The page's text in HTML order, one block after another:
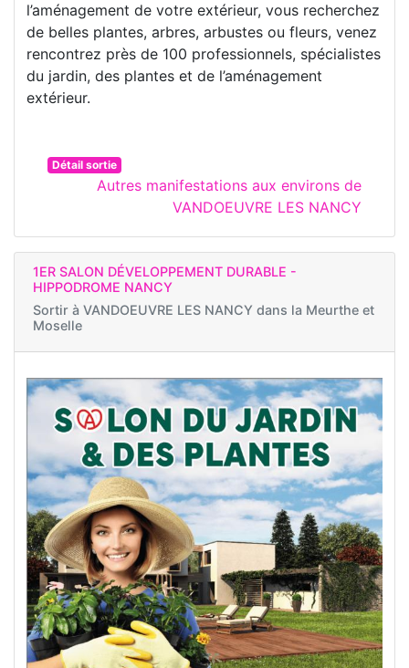
l’aménagement de votre extérieur, vous recherchez
de belles plantes, arbres, arbustes ou fleurs, venez
rencontrez près de 100 professionnels, spécialistes
du jardin, des plantes et de l’aménagement
extérieur.
Détail sortie
Autres manifestations aux environs de
VANDOEUVRE LES NANCY
1ER SALON DÉVELOPPEMENT DURABLE -
HIPPODROME NANCY
Sortir à VANDOEUVRE LES NANCY dans la Meurthe et
Moselle